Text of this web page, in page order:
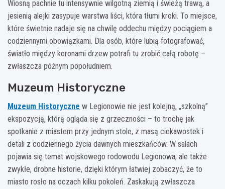
Wiosną pachnie tu intensywnie wilgotną ziemią i świeżą trawą, a
jesienią alejki zasypuje warstwa liści, która tłumi kroki. To miejsce,
które świetnie nadaje się na chwilę oddechu między pociągiem a
codziennymi obowiązkami. Dla osób, które lubią fotografować,
światło między koronami drzew potrafi tu zrobić całą robotę –
zwłaszcza późnym popołudniem.
Muzeum Historyczne
Muzeum Historyczne w Legionowie nie jest kolejną, „szkolną”
ekspozycją, którą ogląda się z grzeczności – to trochę jak
spotkanie z miastem przy jednym stole, z masą ciekawostek i
detali z codziennego życia dawnych mieszkańców. W salach
pojawia się temat wojskowego rodowodu Legionowa, ale także
zwykłe, drobne historie, dzięki którym łatwiej zobaczyć, że to
miasto rosło na oczach kilku pokoleń. Zaskakują zwłaszcza